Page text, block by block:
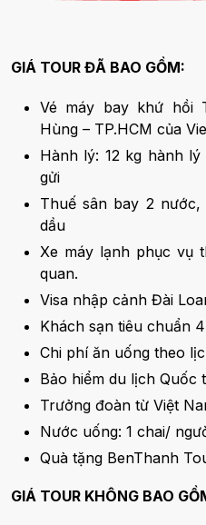
GIÁ TOUR ĐÃ BAO GỒM:
Vé máy bay khứ hồi
Hùng – TP.HCM của
Hành lý: 12 kg hành
gửi
Thuế sân bay 2
dầu
Xe máy lạnh phục vụ
quan.
Visa nhập cảnh Đài
Khách sạn tiêu chuẩn
Chi phí ăn uống theo
Bảo hiểm du lịch Quốc
Trưởng đoàn từ Việt
Nước uống: 1 chai/
Quà tặng BenThanh
GIÁ TOUR KHÔNG BAO